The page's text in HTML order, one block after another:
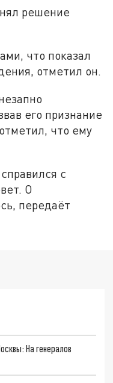
решение
что показал
отметил он.
его признание
что ему
с
О
передаёт
На генералов